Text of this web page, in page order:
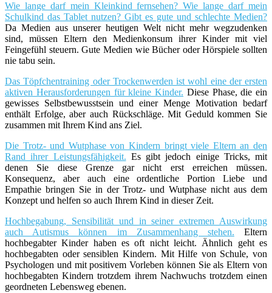
Wie lange darf mein Kleinkind fernsehen? Wie lange darf mein
Schulkind das Tablet nutzen? Gibt es gute und schlechte Medien?
Da Medien aus unserer heutigen Welt nicht mehr wegzudenken
sind, müssen Eltern den Medienkonsum ihrer Kinder mit viel
Feingefühl steuern. Gute Medien wie Bücher oder Hörspiele sollten
nie tabu sein.
Das Töpfchentraining oder Trockenwerden ist wohl eine der ersten
aktiven Herausforderungen für kleine Kinder. Diese Phase, die ein
gewisses Selbstbewusstsein und einer Menge Motivation bedarf
enthält Erfolge, aber auch Rückschläge. Mit Geduld kommen Sie
zusammen mit Ihrem Kind ans Ziel.
Die Trotz- und Wutphase von Kindern bringt viele Eltern an den
Rand ihrer Leistungsfähigkeit. Es gibt jedoch einige Tricks, mit
denen Sie diese Grenze gar nicht erst erreichen müssen.
Konsequenz, aber auch eine ordentliche Portion Liebe und
Empathie bringen Sie in der Trotz- und Wutphase nicht aus dem
Konzept und helfen so auch Ihrem Kind in dieser Zeit.
Hochbegabung, Sensibilität und in seiner extremen Auswirkung
auch Autismus können im Zusammenhang stehen. Eltern
hochbegabter Kinder haben es oft nicht leicht. Ähnlich geht es
hochbegabten oder sensiblen Kindern. Mit Hilfe von Schule, von
Psychologen und mit positivem Vorleben können Sie als Eltern von
hochbegabten Kindern trotzdem ihrem Nachwuchs trotzdem einen
geordneten Lebensweg ebenen.